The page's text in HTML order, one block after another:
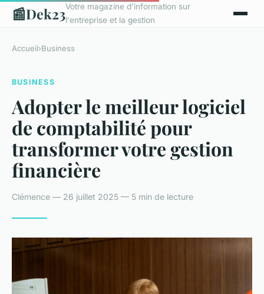
📰Dek23Votre magazine d'information sur
l'entreprise et la gestion
Accueil›Business
BUSINESS
Adopter le meilleur logiciel
de comptabilité pour
transformer votre gestion
financière
Clémence — 26 juillet 2025 — 5 min de lecture